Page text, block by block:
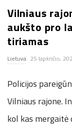
n
.
n
e
t
Vilniaus
aukšto pro
tiriamas
Lietuva 25 lapkričio,
Policijos
Vilniaus rajone.
kol kas mergaitė